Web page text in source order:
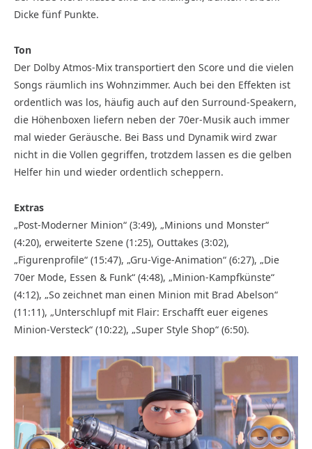
Dicke fünf Punkte.
Ton
Der Dolby Atmos-Mix transportiert den Score und die vielen
Songs räumlich ins Wohnzimmer. Auch bei den Effekten ist
ordentlich was los, häufig auch auf den Surround-Speakern,
die Höhenboxen liefern neben der 70er-Musik auch immer
mal wieder Geräusche. Bei Bass und Dynamik wird zwar
nicht in die Vollen gegriffen, trotzdem lassen es die gelben
Helfer hin und wieder ordentlich scheppern.
Extras
„Post-Moderner Minion“ (3:49), „Minions und Monster“
(4:20), erweiterte Szene (1:25), Outtakes (3:02),
„Figurenprofile“ (15:47), „Gru-Vige-Animation“ (6:27), „Die
70er Mode, Essen & Funk“ (4:48), „Minion-Kampfkünste“
(4:12), „So zeichnet man einen Minion mit Brad Abelson“
(11:11), „Unterschlupf mit Flair: Erschafft euer eigenes
Minion-Versteck“ (10:22), „Super Style Shop“ (6:50).